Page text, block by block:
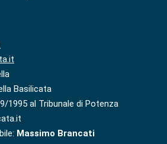
Basilicata
1995 al Tribunale di Potenza
Massimo Brancati